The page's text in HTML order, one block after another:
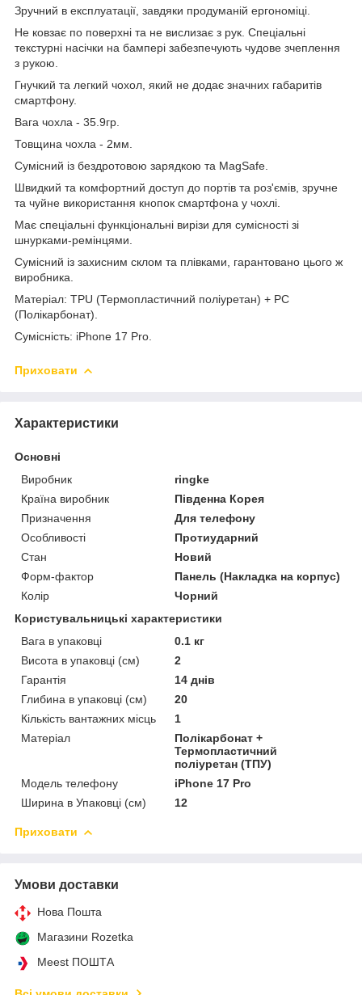
Зручний в експлуатації, завдяки продуманій ергономіці.
Не ковзає по поверхні та не вислизає з рук. Спеціальні
текстурні насічки на бампері забезпечують чудове зчеплення
з рукою.
Гнучкий та легкий чохол, який не додає значних габаритів
смартфону.
Вага чохла - 35.9гр.
Товщина чохла - 2мм.
Сумісний із бездротовою зарядкою та MagSafe
Швидкий та комфортний доступ до портів та роз'ємів, зручне
та чуйне використання кнопок смартфона у чохлі.
Має спеціальні функціональні вирізи для сумісності зі
шнурками-ремінцями.
Сумісний із захисним склом та плівками, гарантовано цього ж
виробника.
Матеріал: TPU (Термопластичний поліуретан) + PC
(Полікарбонат)
Сумісність: iPhone 17 Pro.
Приховати
Характеристики
Основні
Виробник
ringke
Країна виробник
Південна Корея
Призначення
Для телефону
Особливості
Протиударний
Стан
Новий
Форм-фактор
Панель (Накладка на корпус)
Колір
Чорний
Користувальницькі характеристики
Вага в упаковці
0.1 кг
Висота в упаковці (см)
2
Гарантія
14 днів
Глибина в упаковці (см)
20
Кількість вантажних місць
1
Матеріал
Полікарбонат +
Термопластичний
поліуретан (ТПУ)
Модель телефону
iPhone 17 Pro
Ширина в Упаковці (см)
12
Приховати
Умови доставки
Нова Пошта
Магазини Rozetka
Meest ПОШТА